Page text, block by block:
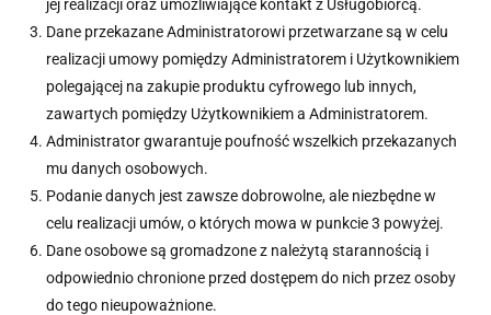
jej realizacji oraz umożliwiające kontakt z Usługobiorcą.
Dane przekazane Administratorowi przetwarzane są w celu
realizacji umowy pomiędzy Administratorem i Użytkownikiem
polegającej na zakupie produktu cyfrowego lub innych,
zawartych pomiędzy Użytkownikiem a Administratorem.
Administrator gwarantuje poufność wszelkich przekazanych
mu danych osobowych.
Podanie danych jest zawsze dobrowolne, ale niezbędne w
celu realizacji umów, o których mowa w punkcie 3 powyżej.
Dane osobowe są gromadzone z należytą starannością i
odpowiednio chronione przed dostępem do nich przez osoby
do tego nieupoważnione.